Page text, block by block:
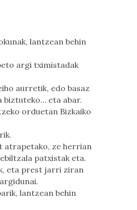
lantzean behin
argi tximistadak
aurretik, edo basaz
biztuteko… eta abar.
orduetan Bizkaiko
atrapetako, ze herrian
patxistak eta.
eta prest jarri ziran
lantzean behin